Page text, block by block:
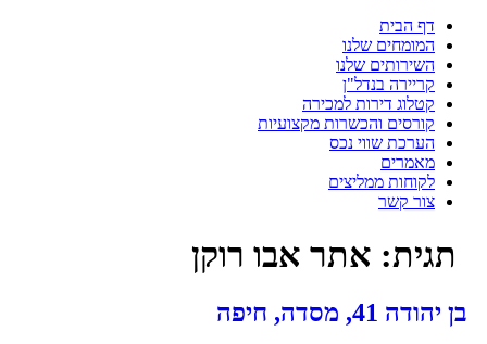
דף הבית
המומחים שלנו
השירותים שלנו
קריירה בנדל"ן
קטלוג דירות למכירה
קורסים והכשרות מקצועיות
הערכת שווי נכס
מאמרים
לקוחות ממליצים
צור קשר
תגית: אתר אבו רוקן
בן יהודה 41, מסדה, חיפה